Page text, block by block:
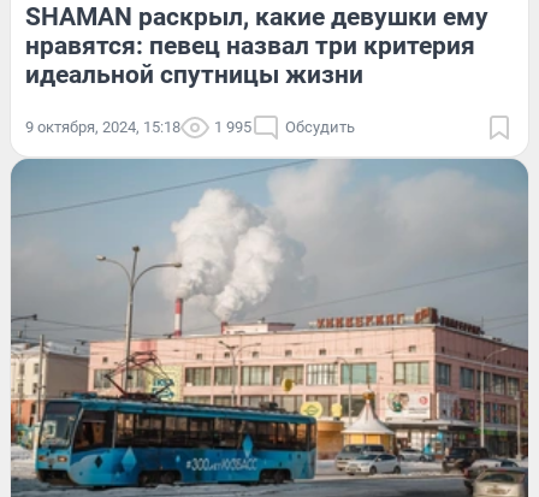
SHAMAN раскрыл, какие девушки ему
нравятся: певец назвал три критерия
идеальной спутницы жизни
9 октября, 2024, 15:18 1 995 Обсудить